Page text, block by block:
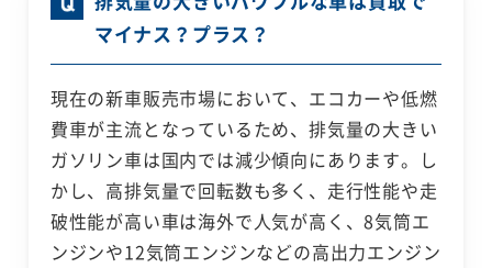
マイナス？プラス？
現在の新車販売市場において、エコカーや低燃
費車が主流となっているため、排気量の大きい
ガソリン車は国内では減少傾向にあります。し
かし、高排気量で回転数も多く、走行性能や走
破性能が高い車は海外で人気が高く、8気筒エ
ンジンや12気筒エンジンなどの高出力エンジン